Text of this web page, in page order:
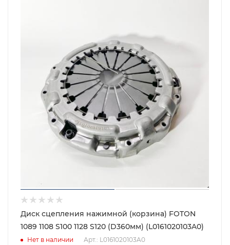
Диск сцепления нажимной (корзина) FOTON
1089 1108 S100 1128 S120 (D360мм) (L0161020103A0)
Нет в наличии Арт.: L0161020103A0